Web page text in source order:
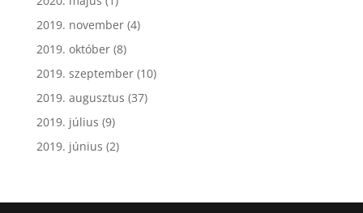
2019. november(4)
2019. október(8)
2019. szeptember(10)
2019. augusztus (37)
2019. július (9)
2019. június (2)